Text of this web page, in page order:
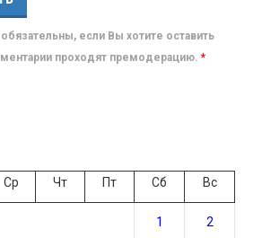
если Вы хотите оставить
проходят премодерацию. *
Ср Чт Пт Сб Вс
1 2